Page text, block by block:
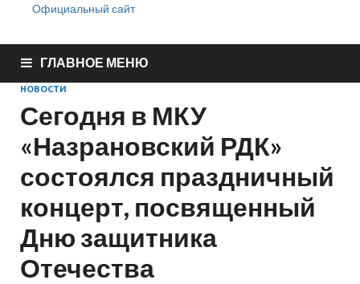
Официальный сайт
ГЛАВНОЕ МЕНЮ
НОВОСТИ
Сегодня в МКУ
«Назрановский РДК»
состоялся праздничный
концерт, посвященный
Дню защитника
Отечества